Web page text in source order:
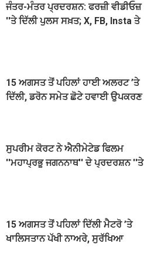
ਜੰਤਰ-ਮੰਤਰ ਪ੍ਰਦਰਸ਼ਨ: ਫਰਜ਼ੀ ਵੀਡੀਓਜ਼
''ਤੇ ਦਿੱਲੀ ਪੁਲਸ ਸਖ਼ਤ; X, FB, Insta ਤੇ
15 ਅਗਸਤ ਤੋਂ ਪਹਿਲਾਂ ਹਾਈ ਅਲਰਟ ’ਤੇ
ਦਿੱਲੀ, ਡਰੋਨ ਸਮੇਤ ਛੋਟੇ ਹਵਾਈ ਉਪਕਰਣ
ਸੁਪਰੀਮ ਕੋਰਟ ਨੇ ਐਨੀਮੇਟੇਡ ਫਿਲਮ
''ਮਹਾਪ੍ਰਭੂ ਜਗਨਨਾਥ'' ਦੇ ਪ੍ਰਦਰਸ਼ਨ ''ਤੇ
15 ਅਗਸਤ ਤੋਂ ਪਹਿਲਾਂ ਦਿੱਲੀ ਮੈਟਰੋ ’ਤੇ
ਖਾਲਿਸਤਾਨ ਪੱਖੀ ਨਾਅਰੇ, ਸੁਰੱਖਿਆ